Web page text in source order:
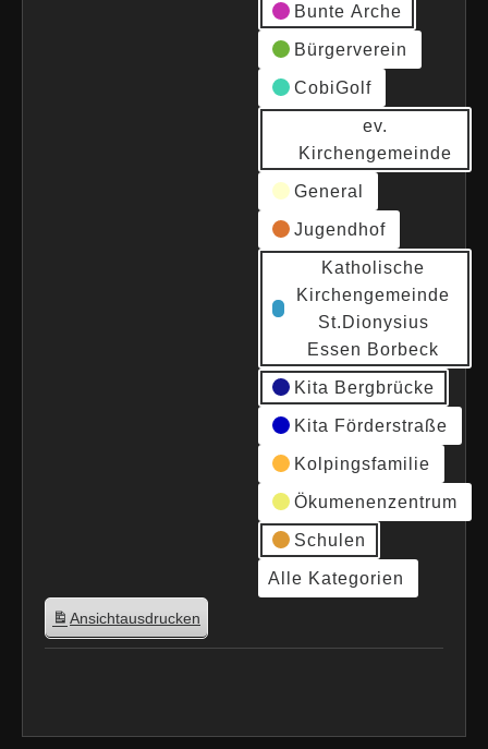
Bunte Arche
Bürgerverein
CobiGolf
ev.
Kirchengemeinde
General
Jugendhof
Katholische
Kirchengemeinde
St.Dionysius
Essen Borbeck
Kita Bergbrücke
Kita Förderstraße
Kolpingsfamilie
Ökumenenzentrum
Schulen
Alle Kategorien
Ansichtausdrucken